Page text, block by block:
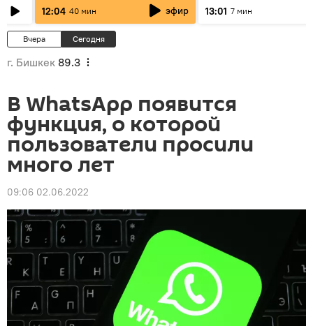
12:04 40 мин эфир 13:01 7 мин
Вчера Сегодня
г. Бишкек 89.3
В WhatsApp появится
функция, о которой
пользователи просили
много лет
09:06 02.06.2022